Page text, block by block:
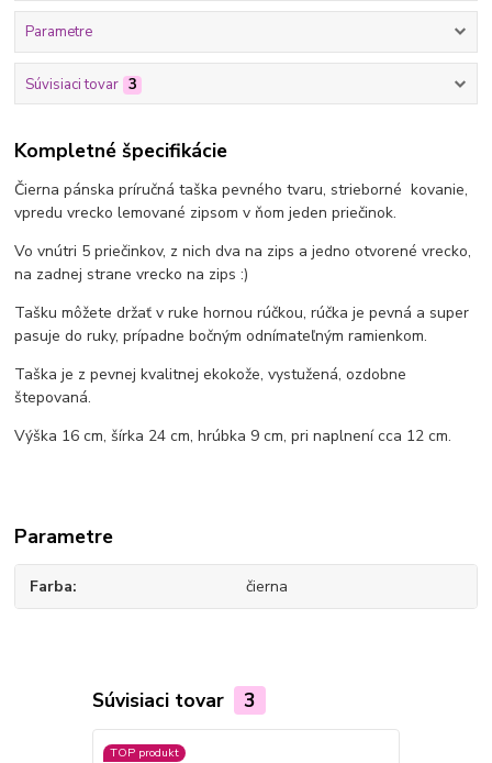
Parametre
Súvisiaci tovar 3
Kompletné špecifikácie
Čierna pánska príručná taška pevného tvaru, strieborné kovanie,
vpredu vrecko lemované zipsom v ňom jeden priečinok.
Vo vnútri 5 priečinkov, z nich dva na zips a jedno otvorené vrecko,
na zadnej strane vrecko na zips :)
Tašku môžete držať v ruke hornou rúčkou, rúčka je pevná a super
pasuje do ruky, prípadne bočným odnímateľným ramienkom.
Taška je z pevnej kvalitnej ekokože, vystužená, ozdobne
štepovaná.
Výška 16 cm, šírka 24 cm, hrúbka 9 cm, pri naplnení cca 12 cm.
Parametre
Farba čierna
Súvisiaci tovar 3
TOP produkt